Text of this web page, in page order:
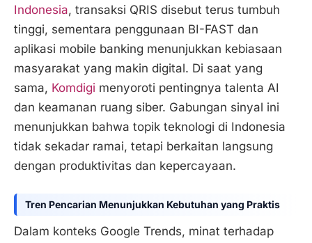
Indonesia, transaksi QRIS disebut terus tumbuh
tinggi, sementara penggunaan BI-FAST dan
aplikasi mobile banking menunjukkan kebiasaan
masyarakat yang makin digital. Di saat yang
sama, Komdigi menyoroti pentingnya talenta AI
dan keamanan ruang siber. Gabungan sinyal ini
menunjukkan bahwa topik teknologi di Indonesia
tidak sekadar ramai, tetapi berkaitan langsung
dengan produktivitas dan kepercayaan.
Tren Pencarian Menunjukkan Kebutuhan yang Praktis
Dalam konteks Google Trends, minat terhadap